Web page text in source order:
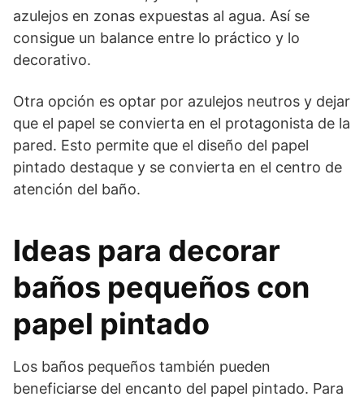
azulejos en zonas expuestas al agua. Así se
consigue un balance entre lo práctico y lo
decorativo.
Otra opción es optar por azulejos neutros y dejar
que el papel se convierta en el protagonista de la
pared. Esto permite que el diseño del papel
pintado destaque y se convierta en el centro de
atención del baño.
Ideas para decorar
baños pequeños con
papel pintado
Los baños pequeños también pueden
beneficiarse del encanto del papel pintado. Para